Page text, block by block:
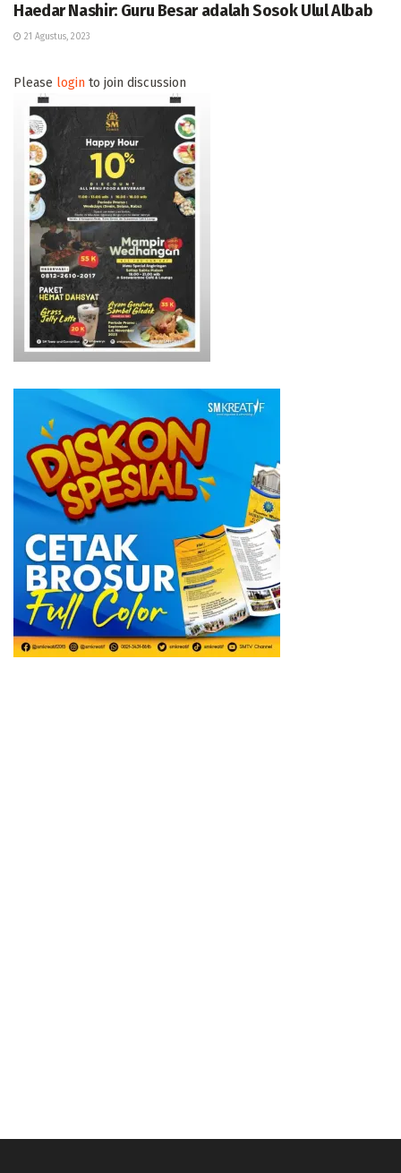
Haedar Nashir: Guru Besar adalah Sosok Ulul Albab
21 Agustus, 2023
Please login to join discussion